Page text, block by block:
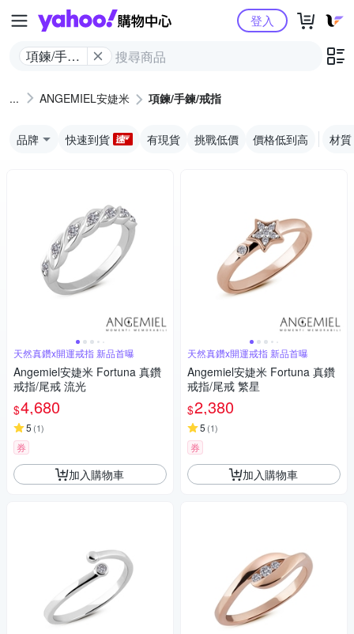
Yahoo購物中心
項鍊/手鍊/
登入
ANGEMIEL安婕米 項鍊/手鍊/戒指
品牌 快速到貨 有現貨 挑戰低價 價格低到高 材質
天然真鑽x開運戒指 新品首曝
Angemiel安婕米 Fortuna 真鑽
戒指/尾戒 流光
$4,680
5 (1)
券
加入購物車
天然真鑽x開運戒指 新品首曝
Angemiel安婕米 Fortuna 真鑽
戒指/尾戒 繁星
$2,380
5 (1)
券
加入購物車